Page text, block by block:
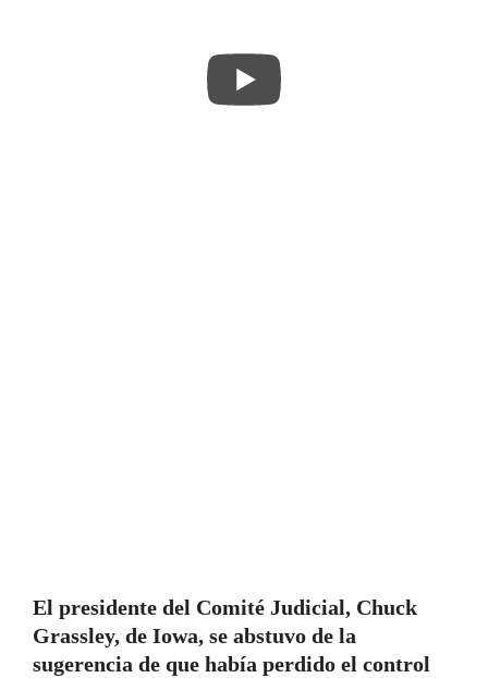
El presidente del Comité Judicial, Chuck
Grassley, de Iowa, se abstuvo de la
sugerencia de que había perdido el control